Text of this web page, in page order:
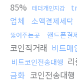
85%
테더개인지갑
업체
소액결제세탁
뚫어주는곳
핸드폰결
코인직거래 비트매
비트코인전송대행
금화 코인전송대행